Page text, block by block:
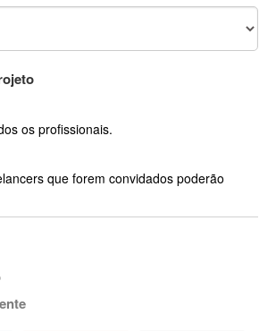
os profissionais.
que forem convidados poderão